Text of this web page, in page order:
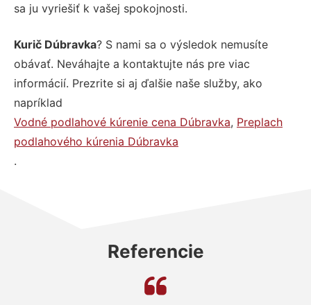
sa ju vyriešiť k vašej spokojnosti.
Kurič Dúbravka? S nami sa o výsledok nemusíte
obávať. Neváhajte a kontaktujte nás pre viac
informácií. Prezrite si aj ďalšie naše služby, ako
napríklad
Vodné podlahové kúrenie cena Dúbravka, Preplach
podlahového kúrenia Dúbravka
.
Referencie